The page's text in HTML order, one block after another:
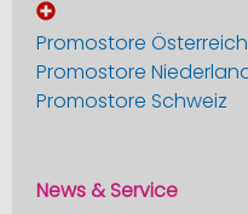
Promostore Österreich
Promostore
Promostore Schweiz
News & Service